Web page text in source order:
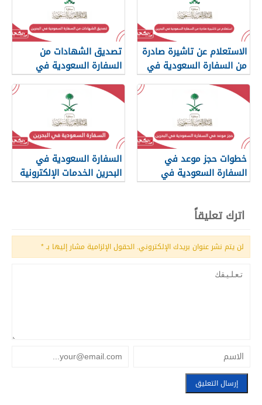
الاستعلام عن تاشيرة صادرة
من السفارة السعودية في
البحرين
تصديق الشهادات من
السفارة السعودية في
البحرين
خطوات حجز موعد في
السفارة السعودية في
البحرين
السفارة السعودية في
البحرين الخدمات الإلكترونية
اترك تعليقاً
لن يتم نشر عنوان بريدك الإلكتروني. الحقول الإلزامية مشار إليها بـ*